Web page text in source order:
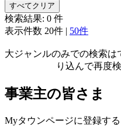
すべてクリア
検索結果: 0 件
表示件数 20件 | 50件
大ジャンルのみでの検索
り込んで再度
事業主の皆さま
Myタウンページに登録する